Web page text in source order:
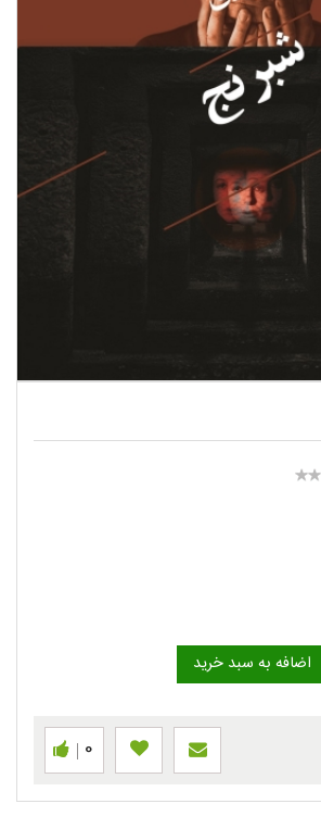
اضافه به سبد خرید
0